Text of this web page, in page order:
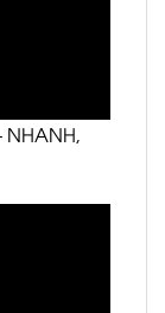
NHANH,